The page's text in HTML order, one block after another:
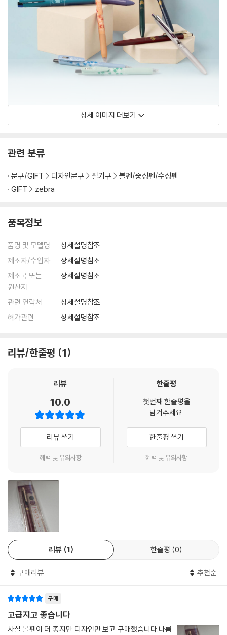
상세 이미지 더보기
관련 분류
문구/GIFT 디자인문구 필기구
볼펜/중성펜/수성펜
GIFT
zebra
품목정보
품명 및 모델명
상세설명참조
제조자/수입자
상세설명참조
제조국 또는
원산지
상세설명참조
관련 연락처
상세설명참조
허가관련
상세설명참조
리뷰/한줄평 1
리뷰
10.0
리뷰 쓰기
혜택 및 유의사항
한줄평
첫번째 한줄평을
남겨주세요.
한줄평 쓰기
혜택 및 유의사항
리뷰 1 한줄평 0
구매리뷰 추천순
구매
고급지고 좋습니다
사실 볼펜이 더 좋지만 디자인만 보고 구매했습니다.나름